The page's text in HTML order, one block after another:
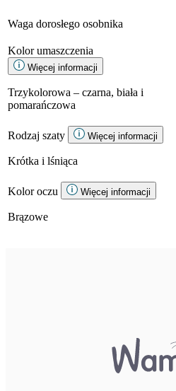
Waga dorosłego osobnika
Kolor umaszczenia
Więcej informacji
Trzykolorowa – czarna, biała i
pomarańczowa
Rodzaj szaty Więcej informacji
Krótka i lśniąca
Kolor oczu Więcej informacji
Brązowe